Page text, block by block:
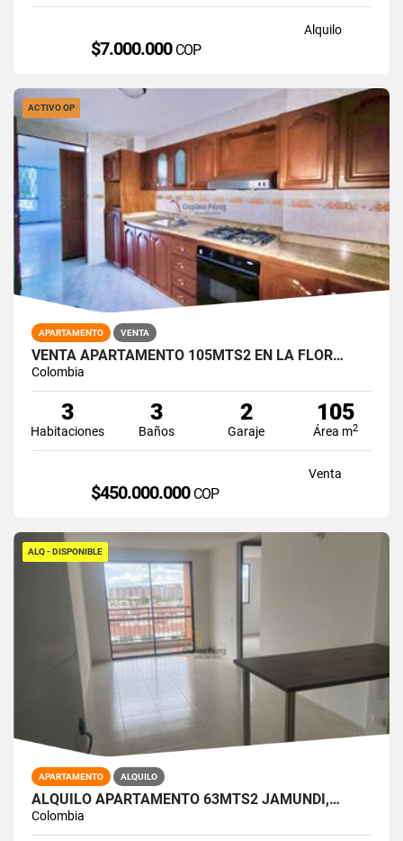
Alquilo
$7.000.000 COP
ACTIVO OP
APARTAMENTO VENTA
VENTA APARTAMENTO 105MTS2 EN LA FLOR…
Colombia
3
Habitaciones
3
Baños
2
Garaje
105
Área m2
Venta
$450.000.000 COP
ALQ - DISPONIBLE
APARTAMENTO ALQUILO
ALQUILO APARTAMENTO 63MTS2 JAMUNDÍ,…
Colombia